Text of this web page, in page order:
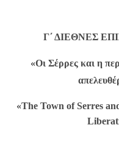
Γ΄ ΔΙΕΘΝΕΣ
«Οι Σέρρες και η
«The Town of Serres